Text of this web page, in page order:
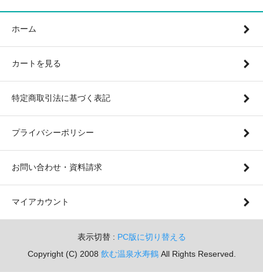
ホーム
カートを見る
特定商取引法に基づく表記
プライバシーポリシー
お問い合わせ・資料請求
マイアカウント
表示切替 : PC版に切り替える
Copyright (C) 2008 飲む温泉水寿鶴All Rights Reserved.